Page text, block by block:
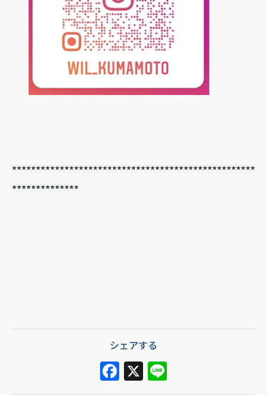
***************************************************
**************
シェアする
F X